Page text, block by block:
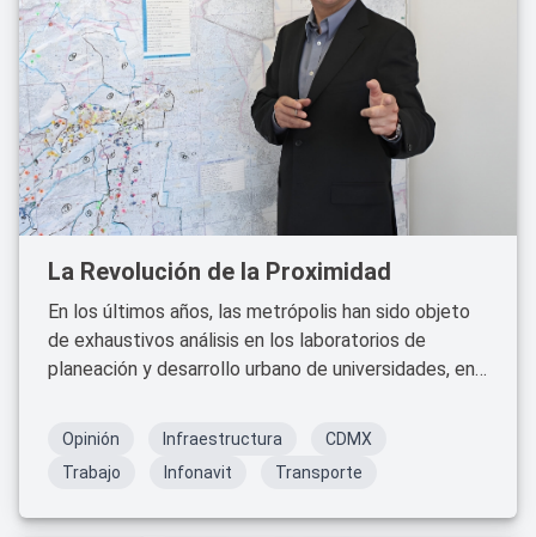
La Revolución de la Proximidad
En los últimos años, las metrópolis han sido objeto
de exhaustivos análisis en los laboratorios de
planeación y desarrollo urbano de universidades, en
en organizaciones no gubernamentales, en cúpulas
empresariales y por parte de instituciones
gubernamentales y legislativas.
Opinión Infraestructura
CDMX
Trabajo
Infonavit Transporte